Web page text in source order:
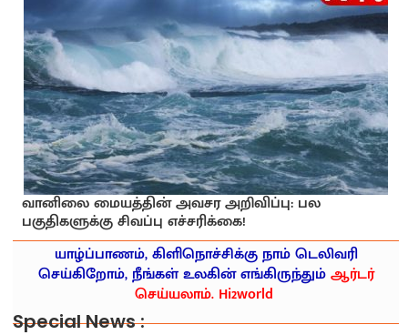
வானிலை மையத்தின் அவசர அறிவிப்பு: பல
பகுதிகளுக்கு சிவப்பு எச்சரிக்கை!
யாழ்ப்பாணம், கிளிநொச்சிக்கு நாம் டெலிவரி
செய்கிறோம், நீங்கள் உலகின் எங்கிருந்தும்ஆர்டர்
செய்யலாம். Hi2world
Special News :